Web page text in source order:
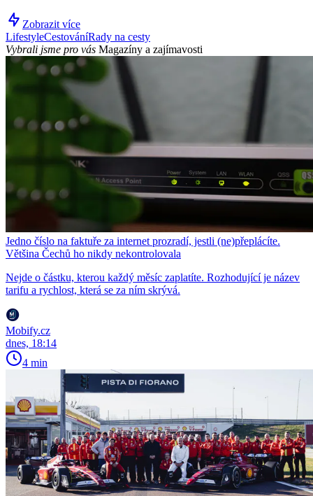
Zobrazit více
LifestyleCestováníRady na cesty
Vybrali jsme pro vás Magazíny a zajímavosti
Jedno číslo na faktuře za internet prozradí, jestli (ne)přeplácíte.
Většina Čechů ho nikdy nekontrolovala
Nejde o částku, kterou každý měsíc zaplatíte. Rozhodující je název
tarifu a rychlost, která se za ním skrývá.
Mobify.cz
dnes, 18:14
4 min